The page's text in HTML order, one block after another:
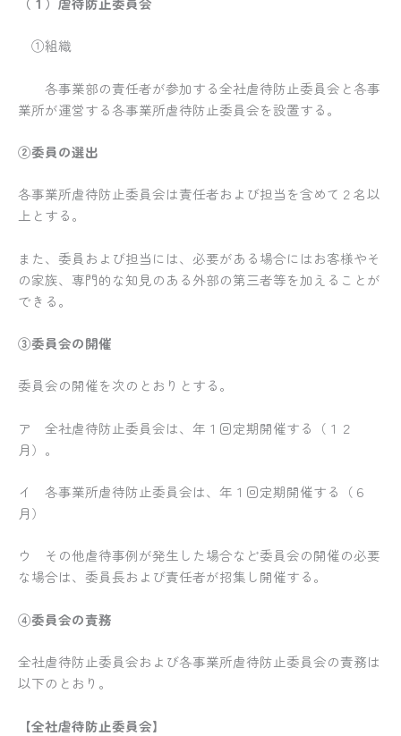
①組織
各事業部の責任者が参加する全社虐待防止委員会と各事
業所が運営する各事業所虐待防止委員会を設置する。
②委員の選出
各事業所虐待防止委員会は責任者および担当を含めて２名以
上とする。
また、委員および担当には、必要がある場合にはお客様やそ
の家族、専門的な知見のある外部の第三者等を加えることが
できる。
③委員会の開催
委員会の開催を次のとおりとする。
ア 全社虐待防止委員会は、年１回定期開催する（１２
月）。
イ 各事業所虐待防止委員会は、年１回定期開催する（６
月）
ウ その他虐待事例が発生した場合など委員会の開催の必要
な場合は、委員長および責任者が招集し開催する。
④委員会の責務
全社虐待防止委員会および各事業所虐待防止委員会の責務は
以下のとおり。
【全社虐待防止委員会】